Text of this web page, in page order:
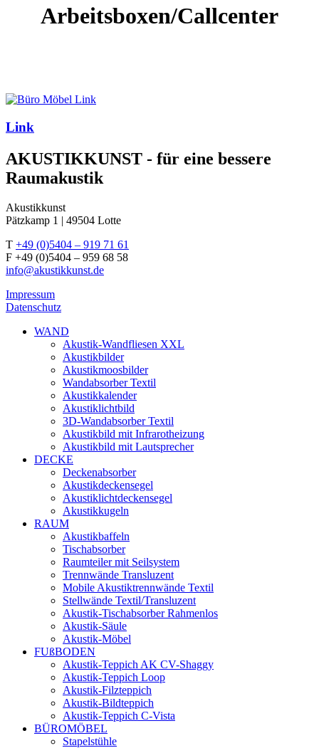
Arbeitsboxen/Callcenter
Link
AKUSTIKKUNST - für eine bessere
Raumakustik
Akustikkunst
Pätzkamp 1 | 49504 Lotte
T +49 (0)5404 – 919 71 61
F +49 (0)5404 – 959 68 58
info@akustikkunst.de
Impressum
Datenschutz
WAND
Akustik-Wandfliesen XXL
Akustikbilder
Akustikmoosbilder
Wandabsorber Textil
Akustikkalender
Akustiklichtbild
3D-Wandabsorber Textil
Akustikbild mit Infrarotheizung
Akustikbild mit Lautsprecher
DECKE
Deckenabsorber
Akustikdeckensegel
Akustiklichtdeckensegel
Akustikkugeln
RAUM
Akustikbaffeln
Tischabsorber
Raumteiler mit Seilsystem
Trennwände Transluzent
Mobile Akustiktrennwände Textil
Stellwände Textil/Transluzent
Akustik-Tischabsorber Rahmenlos
Akustik-Säule
Akustik-Möbel
FUßBODEN
Akustik-Teppich AK CV-Shaggy
Akustik-Teppich Loop
Akustik-Filzteppich
Akustik-Bildteppich
Akustik-Teppich C-Vista
BÜROMÖBEL
Stapelstühle